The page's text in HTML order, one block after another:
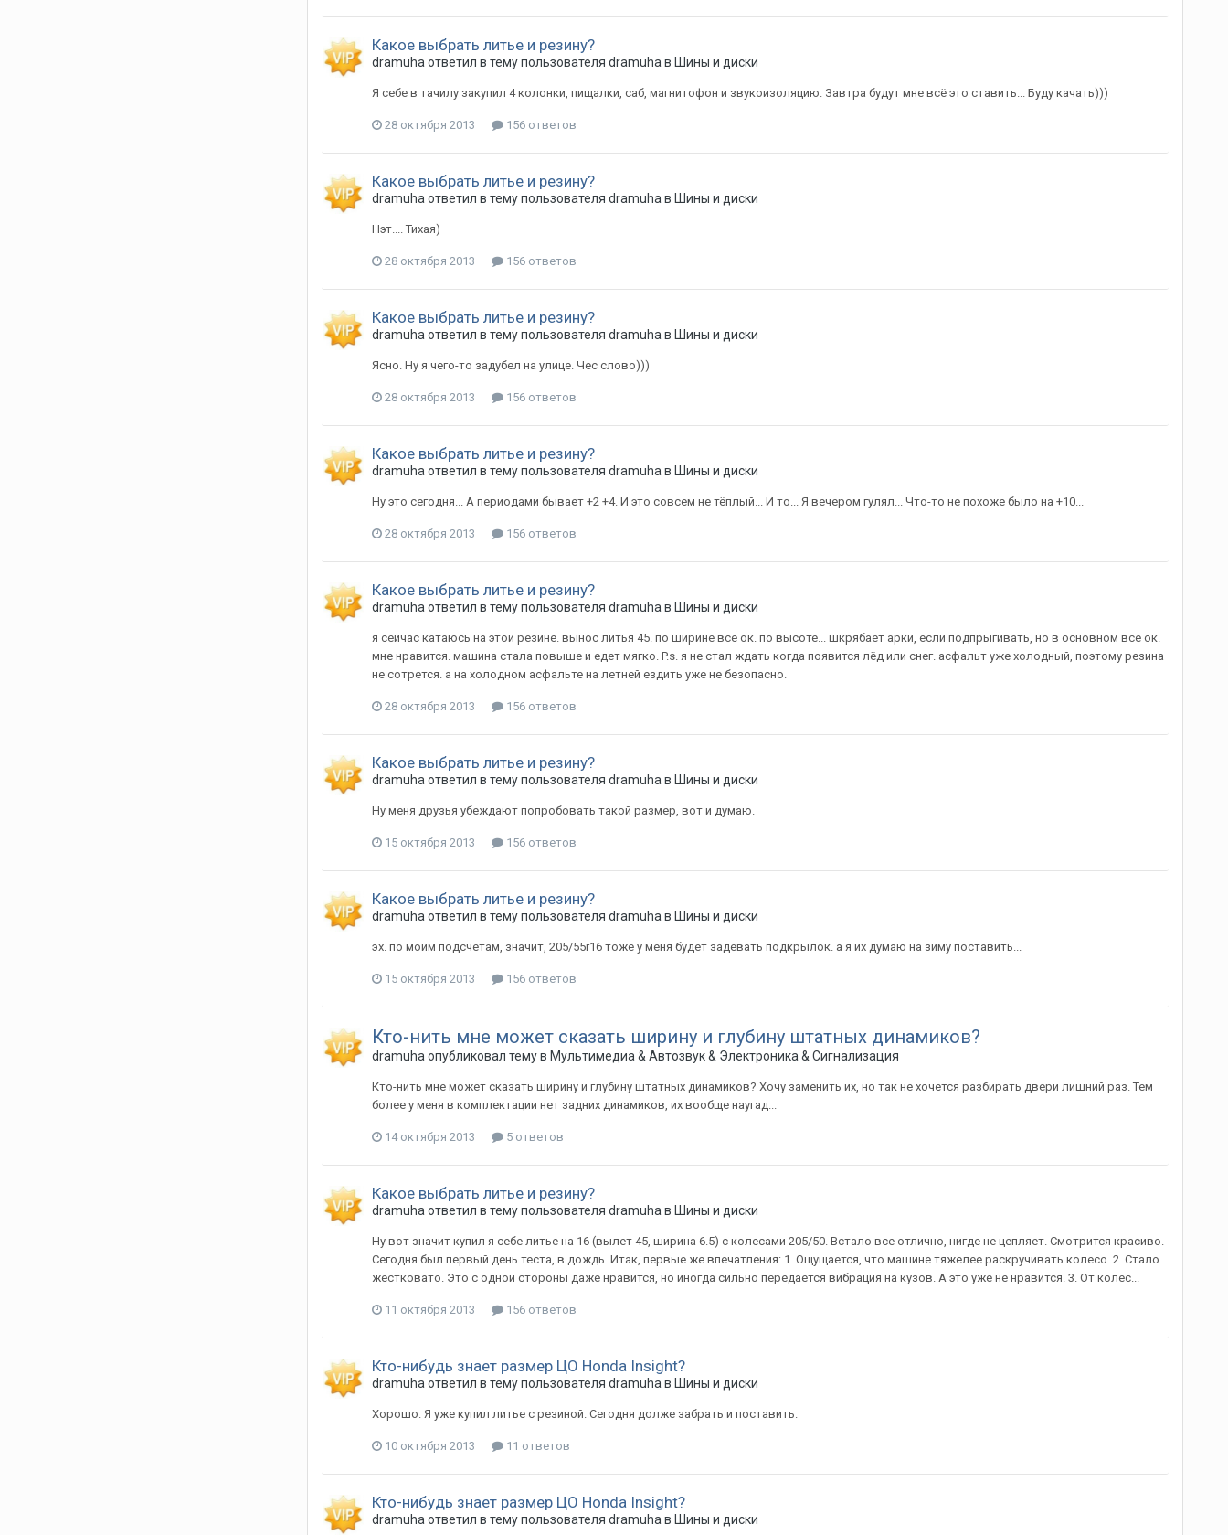
Какое выбрать литье и резину?
dramuha ответил в тему пользователя dramuha в Шины и диски
Я себе в тачилу закупил 4 колонки, пищалки, саб, магнитофон и звукоизоляцию. Завтра будут мне всё это ставить... Буду качать)))
28 октября 2013 156 ответов
Какое выбрать литье и резину?
dramuha ответил в тему пользователя dramuha в Шины и диски
Нэт.... Тихая)
28 октября 2013 156 ответов
Какое выбрать литье и резину?
dramuha ответил в тему пользователя dramuha в Шины и диски
Ясно. Ну я чего-то задубел на улице. Чес слово)))
28 октября 2013 156 ответов
Какое выбрать литье и резину?
dramuha ответил в тему пользователя dramuha в Шины и диски
Ну это сегодня... А периодами бывает +2 +4. И это совсем не тёплый... И то... Я вечером гулял... Что-то не похоже было на +10...
28 октября 2013 156 ответов
Какое выбрать литье и резину?
dramuha ответил в тему пользователя dramuha в Шины и диски
я сейчас катаюсь на этой резине. вынос литья 45. по ширине всё ок. по высоте... шкрябает арки, если подпрыгивать, но в основном всё ок.
мне нравится. машина стала повыше и едет мягко. P.s. я не стал ждать когда появится лёд или снег. асфальт уже холодный, поэтому резина
не сотрется. а на холодном асфальте на летней ездить уже не безопасно.
28 октября 2013 156 ответов
Какое выбрать литье и резину?
dramuha ответил в тему пользователя dramuha в Шины и диски
Ну меня друзья убеждают попробовать такой размер, вот и думаю.
15 октября 2013 156 ответов
Какое выбрать литье и резину?
dramuha ответил в тему пользователя dramuha в Шины и диски
эх. по моим подсчетам, значит, 205/55r16 тоже у меня будет задевать подкрылок. а я их думаю на зиму поставить...
15 октября 2013 156 ответов
Кто-нить мне может сказать ширину и глубину штатных динамиков?
dramuha опубликовал тему в Мультимедиа & Автозвук & Электроника & Сигнализация
Кто-нить мне может сказать ширину и глубину штатных динамиков? Хочу заменить их, но так не хочется разбирать двери лишний раз. Тем
более у меня в комплектации нет задних динамиков, их вообще наугад...
14 октября 2013 5 ответов
Какое выбрать литье и резину?
dramuha ответил в тему пользователя dramuha в Шины и диски
Ну вот значит купил я себе литье на 16 (вылет 45, ширина 6.5) с колесами 205/50. Встало все отлично, нигде не цепляет. Смотрится красиво.
Сегодня был первый день теста, в дождь. Итак, первые же впечатления: 1. Ощущается, что машине тяжелее раскручивать колесо. 2. Стало
жестковато. Это с одной стороны даже нравится, но иногда сильно передается вибрация на кузов. А это уже не нравится. 3. От колёс...
11 октября 2013 156 ответов
Кто-нибудь знает размер ЦО Honda Insight?
dramuha ответил в тему пользователя dramuha в Шины и диски
Хорошо. Я уже купил литье с резиной. Сегодня долже забрать и поставить.
10 октября 2013 11 ответов
Кто-нибудь знает размер ЦО Honda Insight?
dramuha ответил в тему пользователя dramuha в Шины и диски